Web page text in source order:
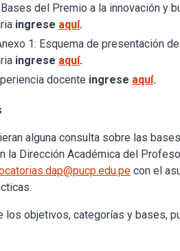
del Premio a la innovación y
ingrese aquí.
1: Esquema de presentación
ingrese aquí.
docente ingrese aquí.
alguna consulta sobre las
la Dirección Académica del
con el
los objetivos, categorías y bases,